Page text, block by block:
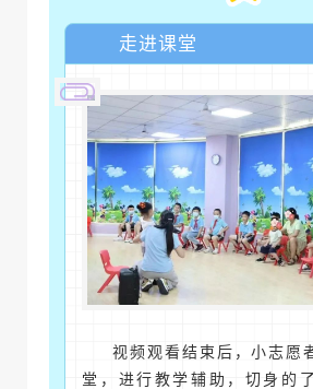
走进课堂
视频观看结束后，小志愿
堂，进行教学辅助，切身的